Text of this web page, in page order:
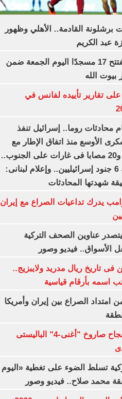
برشلونة القادمة.. الأهلي وظهور
عبد الكريم
«الأوقاف» تفتتح 17 مسجدًا اليوم الجمعة ضمن
بيوت الله
تقارير تأييده لفانس في
محادثات روما.. إسرائيل تنفذ
الأوسع منذ اتفاق الإطار مع
لبنان.. شهيد و20 مصابا فى غارات على الجنوب..
مقتل وإصابة 6 جنود إسرائيليين.. وإعلام لبنانى:
شهدتها المحادثات
يدرك تداعيات الصراع مع إيران
عناوين الصحف التركية
الأسواق.. فيديو وصور
لاعبين فى تاريخ ريال مدريد ولايبزيج..
اسمه بأرقام قياسية
امتداد الصراع بين إيران وأمريكا
الهند تختبر بنجاح صاروخ "أغنى-4" الباليستى
تسلط الضوء على تغطية «اليوم
محمد صلاح.. فيديو وصور